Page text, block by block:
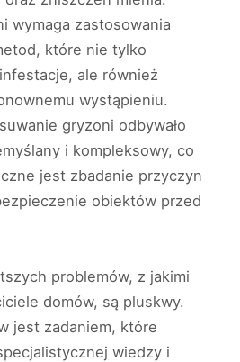
wymaga zastosowania
które nie tylko
ale również
wystąpieniu.
gryzoni odbywało
i kompleksowy, co
jest zbadanie przyczyn
obiektów przed
problemów, z jakimi
domów, są pluskwy.
jest zadaniem, które
wiedzy i